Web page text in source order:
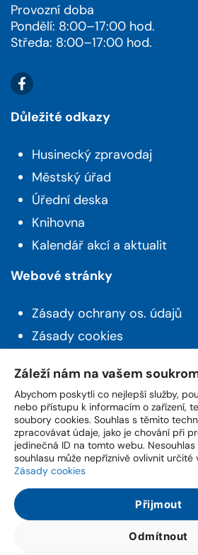
Záleží nám na vašem
Abychom poskytli co nejlepší služby,
nebo přístupu k informacím o zařízení,
soubory cookies. Souhlas s těmito
zpracovávat údaje, jako je chování při
jedinečná ID na tomto webu.
souhlasu může nepříznivě ovlivnit určité
Zásady cookies
Přijmout
Odmítnout
Provozní doba
Pondělí: 8:00–17:00 hod.
Středa: 8:00–17:00 hod.
Důležité odkazy
Husinecký zpravodaj
Městský úřad
Úřední deska
Knihovna
Kalendář akcí a aktualit
Webové stránky
Zásady ochrany os. údajů
Zásady cookies
Novinky z Husince
Máte zájem o aktuality a
města? Přihlašte se k odběru
Přihlášením potvrzuji souhlas, že jsem se